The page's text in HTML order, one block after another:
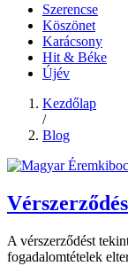
Szerencse
Köszönet
Karácsony
Hit & Béke
Újév
Kezdőlap
/
Blog
A vérszerződést
fogadalomtételek